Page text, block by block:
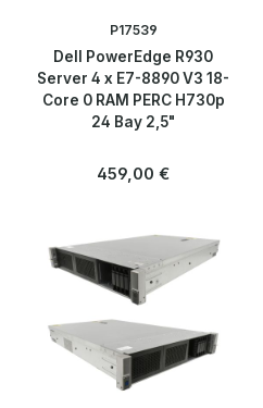
P17539
Dell PowerEdge R930
Server 4 x E7-8890 V3 18-
Core 0 RAM PERC H730p
24 Bay 2,5"
Regulärer Preis:
459,00 €